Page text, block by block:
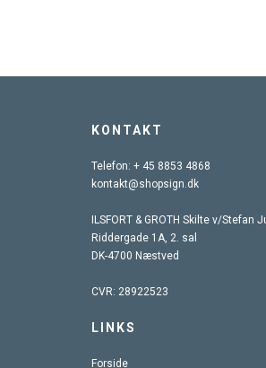
KONTAKT
Telefon: + 45 8853 4868
kontakt@shopsign.dk
ILSFORT & GROTH Skilte v/Stefan
Riddergade 1A, 2. sal
DK-4700 Næstved
CVR: 28922523
LINKS
Forside